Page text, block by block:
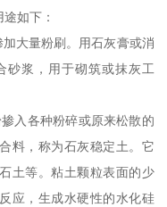
如下：
加大量粉刷。用石灰膏或消
砂浆，用于砌筑或抹灰工
入各种粉碎或原来松散的
料，称为石灰稳定土。它
土等。粘土颗粒表面的少
应，生成水硬性的水化硅